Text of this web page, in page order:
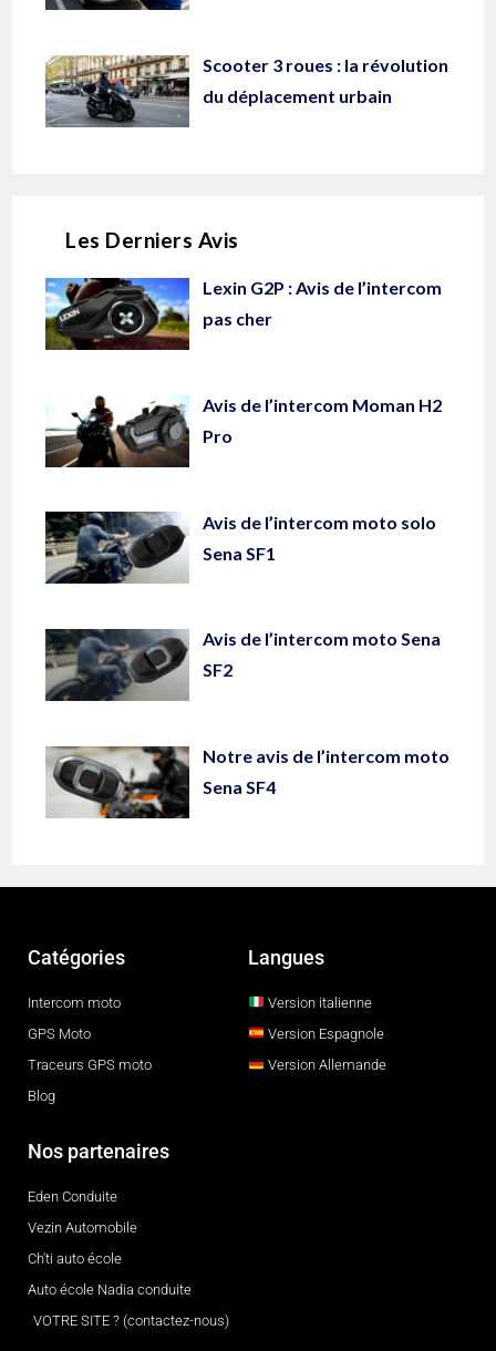
Scooter 3 roues : la révolution
du déplacement urbain
Les Derniers Avis
Lexin G2P : Avis de l’intercom
pas cher
Avis de l’intercom Moman H2
Pro
Avis de l’intercom moto solo
Sena SF1
Avis de l’intercom moto Sena
SF2
Notre avis de l’intercom moto
Sena SF4
Catégories
Intercom moto
GPS Moto
Traceurs GPS moto
Blog
Langues
Version italienne
Version Espagnole
Version Allemande
Nos partenaires
Eden Conduite
Vezin Automobile
Ch'ti auto école
Auto école Nadia conduite
VOTRE SITE ? (contactez-nous)